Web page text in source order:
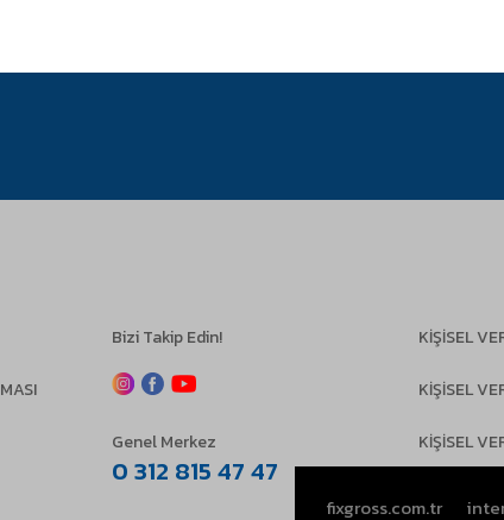
fixgross.com.tr
Bizi Takip Edin!
Genel Merkez
0 312 815 47 47
KİŞİSEL
KİŞİSEL
KİŞİSEL